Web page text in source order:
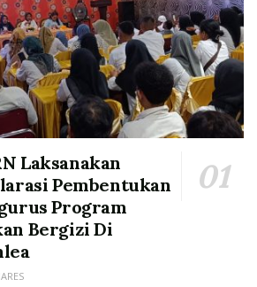
Laksanakan
Pembentukan
Program
Bergizi Di